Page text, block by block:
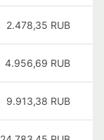
2.478,35 RUB
4.956,69 RUB
9.913,38 RUB